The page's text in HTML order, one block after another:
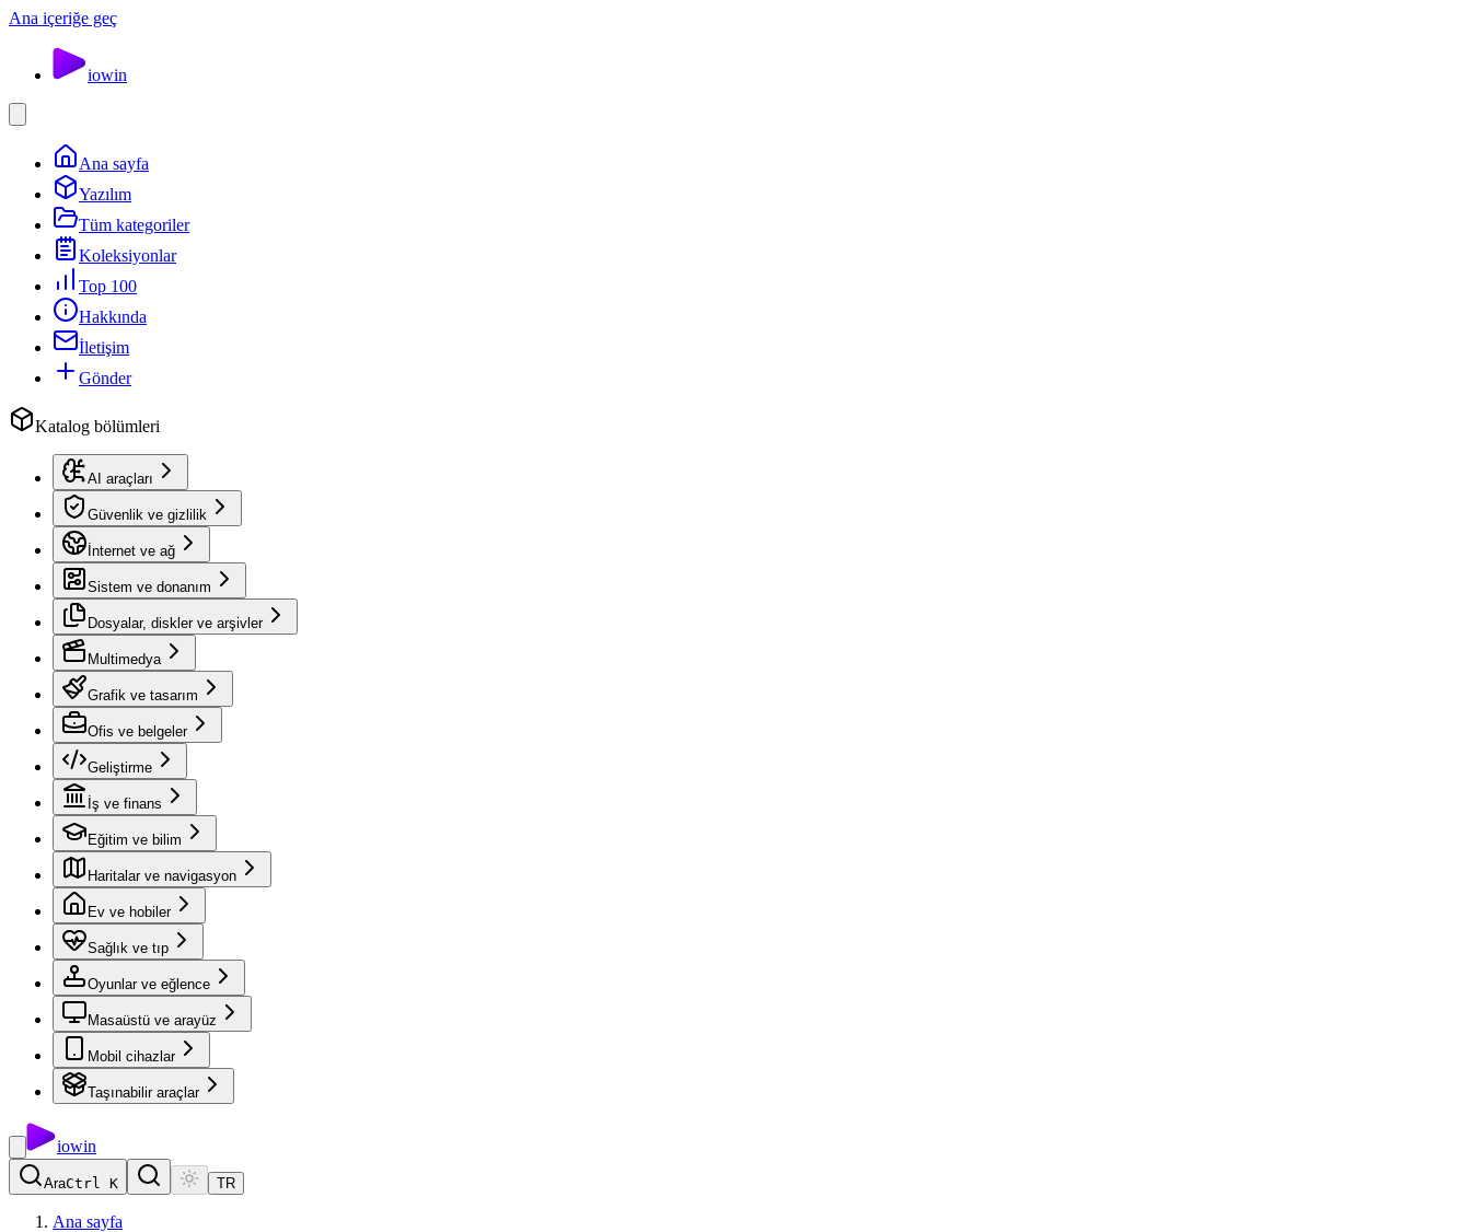
Ana içeriğe geç
iowin
Ana sayfa
Yazılım
Tüm kategoriler
Koleksiyonlar
Top 100
Hakkında
İletişim
Gönder
Katalog bölümleri
AI araçları
Güvenlik ve gizlilik
İnternet ve ağ
Sistem ve donanım
Dosyalar, diskler ve arşivler
Multimedya
Grafik ve tasarım
Ofis ve belgeler
Geliştirme
İş ve finans
Eğitim ve bilim
Haritalar ve navigasyon
Ev ve hobiler
Sağlık ve tıp
Oyunlar ve eğlence
Masaüstü ve arayüz
Mobil cihazlar
Taşınabilir araçlar
iowin
AraCtrl K TR
Ana sayfa